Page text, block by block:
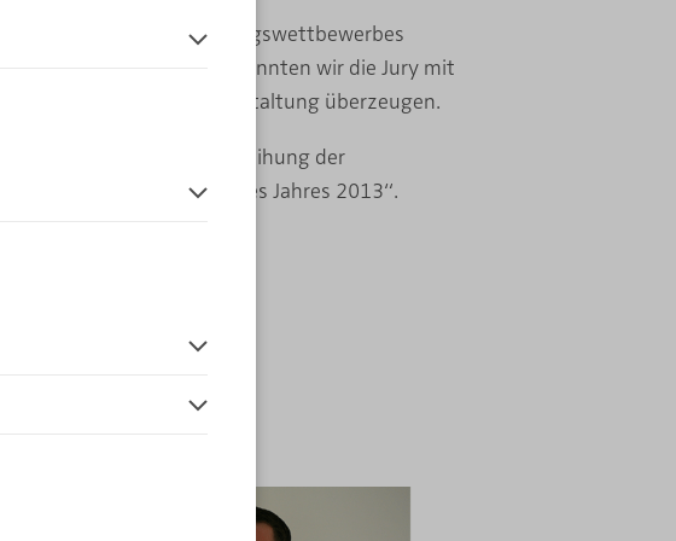
Als Gewinner des 14. Planungswettbewerbes
„Badideen aus der Praxis“ konnten wir die Jury mit
einer individuellen Raumgestaltung überzeugen.
Wir freuen uns über die Verleihung der
Auszeichnung „Badplaner des Jahres 2013“.